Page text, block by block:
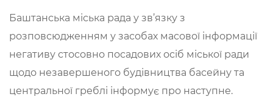
Баштанська міська рада у зв’язку з
розповсюдженням у засобах масової інформації
негативу стосовно посадових осіб міської ради
щодо незавершеного будівництва басейну та
центральної греблі інформує про наступне.